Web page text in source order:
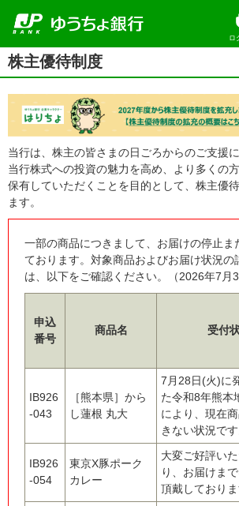
先
頭
ニ
ュ
先
頭
ロ
く）本
文
の
頭
す
株主優待制度
当行は、株主の皆さまの日ごろからのご支援
当行株式への投資の魅力を高め、より多くの
保有していただくことを目的として、株主優
ます。
一部の商品につきまして、お届けの停止ま
ております。対象商品およびお届け状況の
は、以下をご確認ください。（2026年7月
申込
番号
商品名 受付
IB926
-043
［熊本県］から
し蓮根 丸大
7月28日(火)に
た令和8年熊本
により、現在
きない状況です
IB926
-054
東京X豚ポーク
カレー
大変ご好評い
り、お届けま
頂戴しておりま
イ
ル）